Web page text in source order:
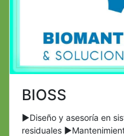
BIOSS
►Diseño y asesoría en
residuales